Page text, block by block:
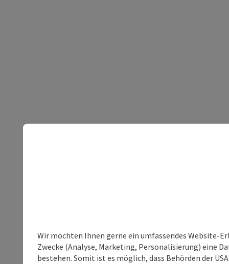
Wir möchten Ihnen gerne ein umfassendes Website-
Zwecke (Analyse, Marketing, Personalisierung) eine
bestehen. Somit ist es möglich, dass Behörden der